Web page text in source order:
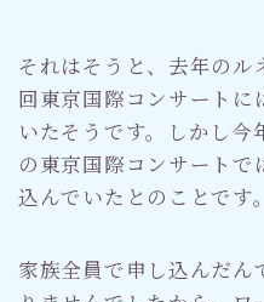
それはそうと、去年のル
回東京国際コンサートに
いたそうです。しかし今
の東京国際コンサートで
込んでいたとのことです。
家族全員で申し込んだん